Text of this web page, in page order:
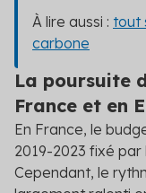
À lire aussi : tout
carbone
La poursuite
France et en
En France, le
2019-2023 fixé
Cependant, le